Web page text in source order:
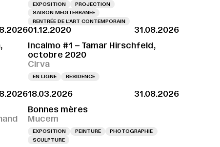
EXPOSITION
PROJECTION
SAISON MÉDITERRANÉE
RENTRÉE DE L'ART CONTEMPORAIN
01.12.2020
31.08.2026
Incalmo #1 – Tamar Hirschfeld,
octobre 2020
Cirva
EN LIGNE RÉSIDENCE
18.03.2026
31.08.2026
Bonnes mères
Mucem
EXPOSITION PEINTURE
PHOTOGRAPHIE
SCULPTURE